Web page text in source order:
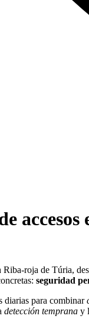
roja de Túria,
seguridad
diarias para combinar
detección temprana y